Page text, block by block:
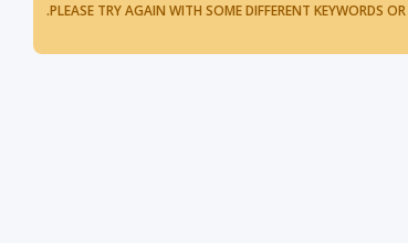
PLEASE TRY AGAIN WITH SOME DIFFERENT KEYWORDS OR
.